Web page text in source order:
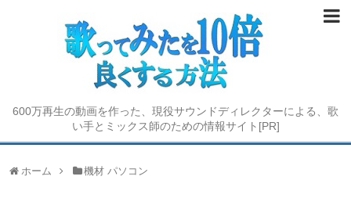
600万再生の動画を作った、現役サウンドディレクターによる、歌
い手とミックス師のための情報サイト[PR]
ホーム 機材 パソコン
歌い手デビューしよう
STEP① 機材をそろえよう
STEP② 歌を録ろう
STEP③ ミックスしよう
STEP④ 投稿用の動画を作ろう